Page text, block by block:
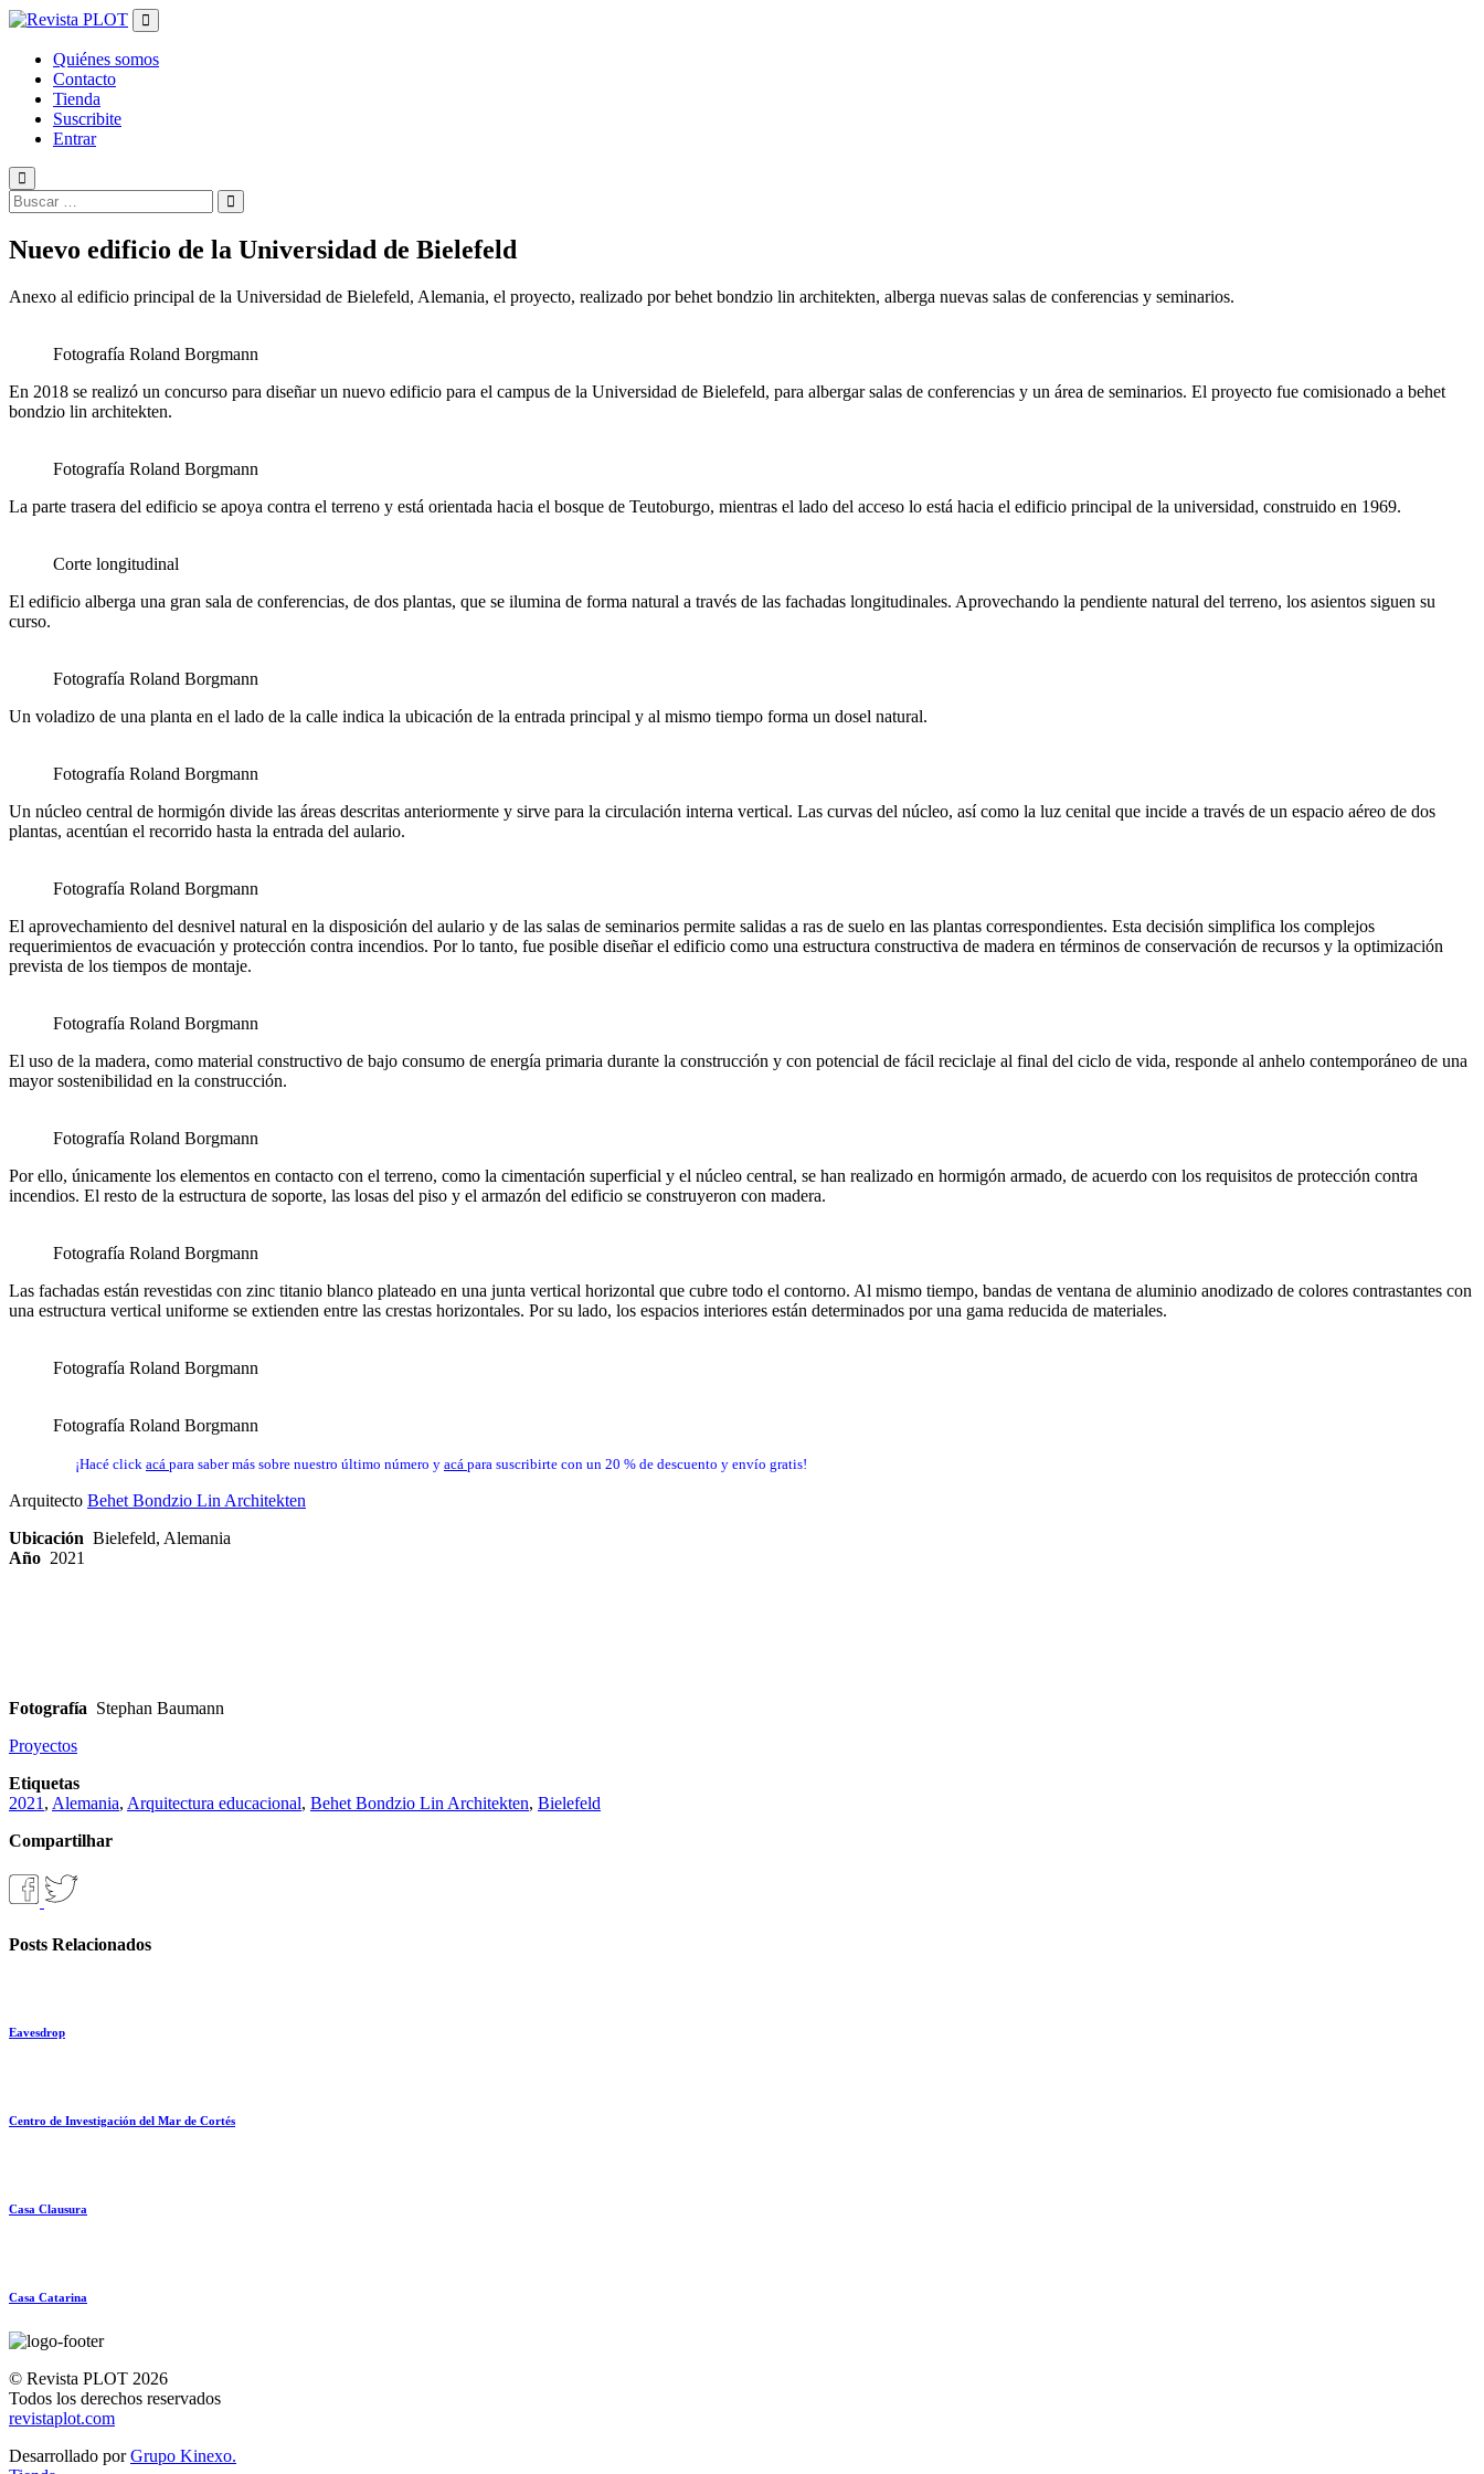
Salir
contenidoQuiénes somos
Contacto
Tienda
Suscribite
Entrar
Nuevo edificio de la Universidad de Bielefeld
Anexo al edificio principal de la Universidad de Bielefeld, Alemania, el proyecto, realizado por behet bondzio lin architekten, alberga nuevas salas de conferencias y seminarios.
Fotografía Roland Borgmann
En 2018 se realizó un concurso para diseñar un nuevo edificio para el campus de la Universidad de Bielefeld, para albergar salas de conferencias y un área de seminarios. El proyecto fue comisionado a behet
bondzio lin architekten.
Fotografía Roland Borgmann
La parte trasera del edificio se apoya contra el terreno y está orientada hacia el bosque de Teutoburgo, mientras el lado del acceso lo está hacia el edificio principal de la universidad, construido en 1969.
Corte longitudinal
El edificio alberga una gran sala de conferencias, de dos plantas, que se ilumina de forma natural a través de las fachadas longitudinales. Aprovechando la pendiente natural del terreno, los asientos siguen su
curso.
Fotografía Roland Borgmann
Un voladizo de una planta en el lado de la calle indica la ubicación de la entrada principal y al mismo tiempo forma un dosel natural.
Fotografía Roland Borgmann
Un núcleo central de hormigón divide las áreas descritas anteriormente y sirve para la circulación interna vertical. Las curvas del núcleo, así como la luz cenital que incide a través de un espacio aéreo de dos
plantas, acentúan el recorrido hasta la entrada del aulario.
Fotografía Roland Borgmann
El aprovechamiento del desnivel natural en la disposición del aulario y de las salas de seminarios permite salidas a ras de suelo en las plantas correspondientes. Esta decisión simplifica los complejos
requerimientos de evacuación y protección contra incendios. Por lo tanto, fue posible diseñar el edificio como una estructura constructiva de madera en términos de conservación de recursos y la optimización
prevista de los tiempos de montaje.
Fotografía Roland Borgmann
El uso de la madera, como material constructivo de bajo consumo de energía primaria durante la construcción y con potencial de fácil reciclaje al final del ciclo de vida, responde al anhelo contemporáneo de una
mayor sostenibilidad en la construcción.
Fotografía Roland Borgmann
Por ello, únicamente los elementos en contacto con el terreno, como la cimentación superficial y el núcleo central, se han realizado en hormigón armado, de acuerdo con los requisitos de protección contra
incendios. El resto de la estructura de soporte, las losas del piso y el armazón del edificio se construyeron con madera.
Fotografía Roland Borgmann
Las fachadas están revestidas con zinc titanio blanco plateado en una junta vertical horizontal que cubre todo el contorno. Al mismo tiempo, bandas de ventana de aluminio anodizado de colores contrastantes con
una estructura vertical uniforme se extienden entre las crestas horizontales. Por su lado, los espacios interiores están determinados por una gama reducida de materiales.
Fotografía Roland Borgmann
Fotografía Roland Borgmann
¡Hacé click acá para saber más sobre nuestro último número y acá para suscribirte con un 20 % de descuento y envío gratis!
Arquitecto Behet Bondzio Lin Architekten
Ubicación Bielefeld, Alemania
Año 2021
Fotografía Stephan Baumann
Proyectos
Etiquetas
2021 , Alemania, Arquitectura educacional, Behet Bondzio Lin Architekten, Bielefeld
Compartilhar
Posts Relacionados
Eavesdrop
Centro de Investigación del Mar de Cortés
Casa Clausura
Casa Catarina
© Revista PLOT 2026
Todos los derechos reservados
revistaplot.com
Desarrollado porGrupo Kinexo.